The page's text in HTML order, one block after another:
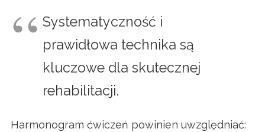
Systematyczność i
prawidłowa technika są
kluczowe dla skutecznej
rehabilitacji.
Harmonogram ćwiczeń powinien uwzględniać: